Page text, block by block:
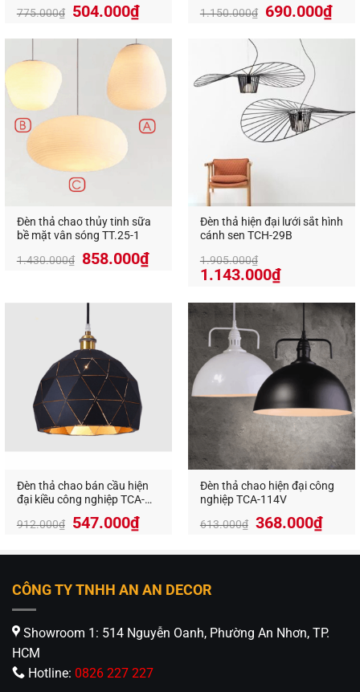
775.000₫ 504.000₫ 1.150.000₫ 690.000₫
Đèn thả chao thủy tinh sữa
bề mặt vân sóng TT.25-1
1.430.000₫ 858.000₫
Đèn thả hiện đại lưới sắt hình
cánh sen TCH-29B
1.905.000₫
1.143.000₫
Đèn thả chao bán cầu hiện
đại kiều công nghiệp TCA-
912.000₫
Giá
là:
547.000₫Giá
hiện
tại
547.000₫.
Đèn thả chao hiện đại công
nghiệp TCA-114V
613.000₫ Giá
là:
368.000₫Giá
hiện
tại
CÔNG TY TNHH AN AN DECOR
Showroom 1: 514 Nguyễn Oanh, Phường An Nhơn, TP.
HCM
Hotline: 0826 227 227